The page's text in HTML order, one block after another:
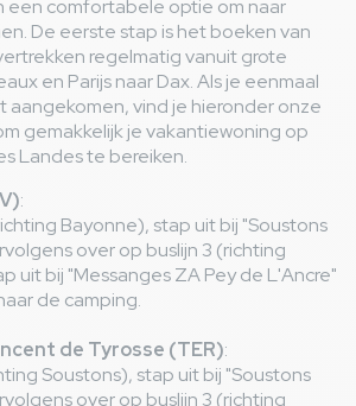
een comfortabele optie om naar
De eerste stap is het boeken van
regelmatig vanuit grote
en Parijs naar Dax. Als je eenmaal
vind je hieronder onze
gemakkelijk je vakantiewoning op
Landes te bereiken.
:
Bayonne), stap uit bij "Soustons
over op buslijn 3 (richting
uit bij "Messanges ZA Pey de L'Ancre"
de camping.
de Tyrosse (TER):
Soustons), stap uit bij "Soustons
over op buslijn 3 (richting